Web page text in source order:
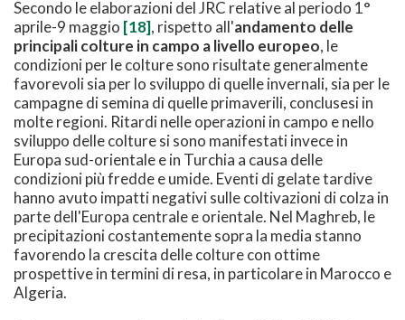
Secondo le elaborazioni del JRC relative al periodo 1°
aprile-9 maggio [18], rispetto all'andamento delle
principali colture in campo a livello europeo, le
condizioni per le colture sono risultate generalmente
favorevoli sia per lo sviluppo di quelle invernali, sia per le
campagne di semina di quelle primaverili, conclusesi in
molte regioni. Ritardi nelle operazioni in campo e nello
sviluppo delle colture si sono manifestati invece in
Europa sud-orientale e in Turchia a causa delle
condizioni più fredde e umide. Eventi di gelate tardive
hanno avuto impatti negativi sulle coltivazioni di colza in
parte dell'Europa centrale e orientale. Nel Maghreb, le
precipitazioni costantemente sopra la media stanno
favorendo la crescita delle colture con ottime
prospettive in termini di resa, in particolare in Marocco e
Algeria.